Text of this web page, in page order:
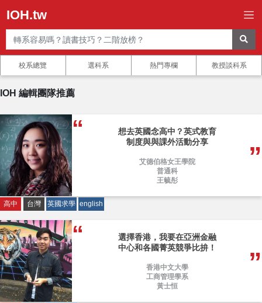
IOH.tw
校系總覽 選科系 熱門專欄 教授談科系
IOH 編輯團隊推薦
想去英國念高中？英式教育
制度與與課外活動分享
艾德伯格女王學院
普通科
王毓彤
高中 台灣 英國求學 english
選擇香港，我要在亞洲金融
中心和各國菁英競爭比拚！
香港中文大學
工商管理學系
黃士恒